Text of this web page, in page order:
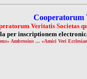
Cooperatorum
Veritatis Societas
per inscriptionem
Ambrosius ... «Amici Veri